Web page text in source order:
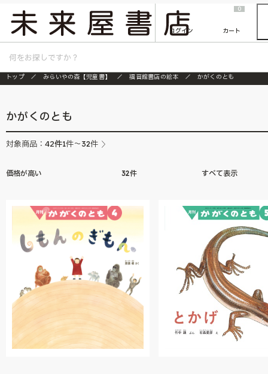
『ONE PIECE magazine 021 ONE PIECEカード付き同梱版』発売延期のご案内
ログイン
0
カート
トップ みらいやの森【児童書】 福音館書店の絵本 かがくのとも
かがくのとも
対象商品： 42件1件～32件
価格が高い 32件 すべて表示